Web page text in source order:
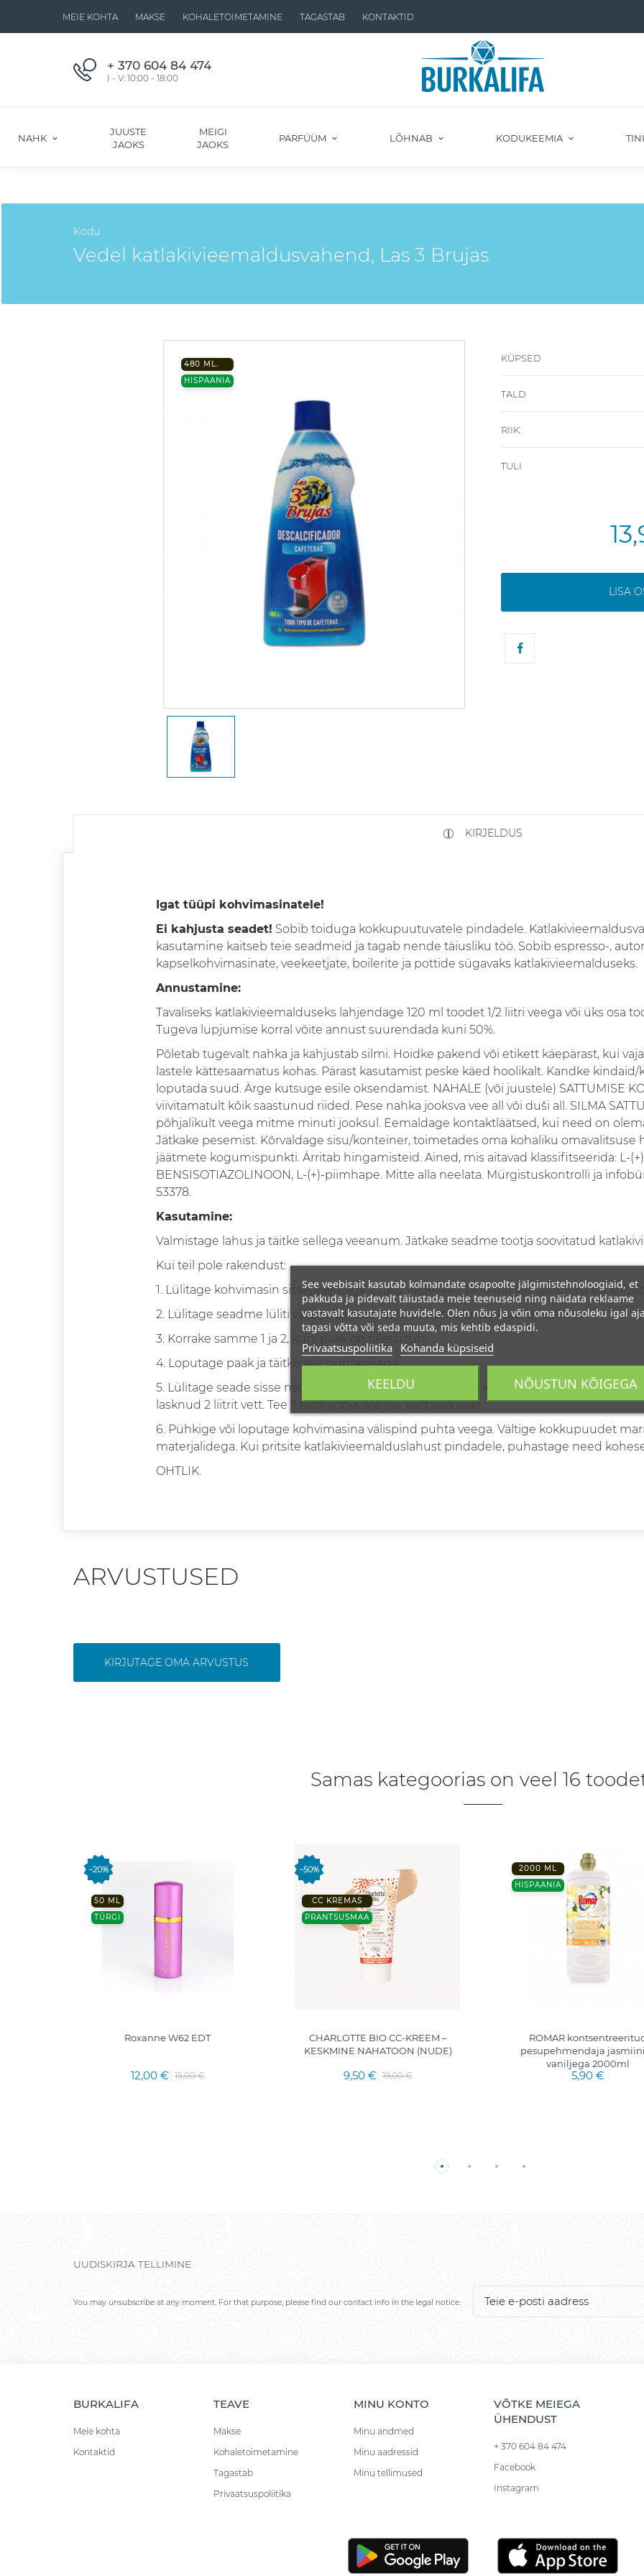
MEIE KOHTA MAKSE KOHALETOIMETAMINE TAGASTAB KONTAKTID
+ 370 604 84 474
I - V: 10:00 - 18:00
NAHK
JUUSTE
JAOKS
MEIGI
JAOKS
PARFÜÜM LÕHNAB KODUKEEMIA
Kodu
Vedel katlakivieemaldusvahend, Las 3 Brujas
480 ML.
HISPAANIA
KÜPSED
TALD
RIIK
TULI
LISA
KIRJELDUS
Igat tüüpi kohvimasinatele!
Ei kahjusta seadet! Sobib toiduga kokkupuutuvatele pindadele.
kasutamine kaitseb teie seadmeid ja tagab nende täiusliku töö. Sobib espresso-,
kapselkohvimasinate, veekeetjate, boilerite ja pottide sügavaks katlakivieemalduseks.
Annustamine:
Tavaliseks katlakivieemalduseks lahjendage 120 ml toodet 1/2 liitri veega või üks osa
Tugeva lupjumise korral võite annust suurendada kuni 50%.
Põletab tugevalt nahka ja kahjustab silmi. Hoidke pakend või etikett käepärast, kui
lastele kättesaamatus kohas. Pärast kasutamist peske käed hoolikalt. Kandke kindaid/
loputada suud. Ärge kutsuge esile oksendamist. NAHALE (või juustele) SATTUMISE
viivitamatult kõik saastunud riided. Pese nahka jooksva vee all või duši all. SILMA
põhjalikult veega mitme minuti jooksul. Eemaldage kontaktläätsed, kui need on
Jätkake pesemist. Kõrvaldage sisu/konteiner, toimetades oma kohaliku omavalitsuse
jäätmete kogumispunkti. Ärritab hingamisteid. Ained, mis aitavad klassifitseerida: L-
BENSISOTIAZOLINOON, L-(+)-piimhape. Mitte alla neelata. Mürgistuskontrolli ja
53378.
Kasutamine:
Valmistage lahus ja täitke sellega veeanum. Jätkake seadme tootja soovitatud
Kui teil pole rakendust:
1. Lülitage kohvimasin sisse, väljutage 2 tassi vedelikku (300 ml) läbi aurutoru või
2. Lülitage seadme lüliti välja ja laske sellel 10 minutit hambakatu lahustada.
3. Korrake samme 1 ja 2, kuni paak on täiesti tühi.
4. Loputage paak ja täitke see puhta veega.
5. Lülitage seade sisse nagu tavaliselt, laske sellel töötada, kuni vesi otsa saab.
lasknud 2 liitrit vett. Tee 3 tassi kohvi, ära joo, vaid vala välja.
6. Pühkige või loputage kohvimasina välispind puhta veega. Vältige kokkupuudet
materjalidega. Kui pritsite katlakivieemalduslahust pindadele, puhastage need
OHTLIK.
ARVUSTUSED
KIRJUTAGE OMA ARVUSTUS
Samas kategoorias on veel 16
−20%
50 ML
TÜRGI
Roxanne W62 EDT
12,00 € 15,00 €
−50%
CC KREMAS
PRANTSUSMAA
CHARLOTTE BIO CC-KREEM –
KESKMINE NAHATOON (NUDE)
9,50 € 19,00 €
2000 ML
HISPAANIA
ROMAR
pesupehmendaja
vaniljega 2000ml
5,90 €
UUDISKIRJA TELLIMINE
You may unsubscribe at any moment. For that purpose, please find our contact info in the legal notice.
BURKALIFA
Meie kohta
Kontaktid
TEAVE
Makse
Kohaletoimetamine
Tagastab
Privaatsuspoliitika
MINU KONTO
Minu andmed
Minu aadressid
Minu tellimused
VÕTKE MEIEGA
ÜHENDUST
+ 370 604 84 474
Facebook
Instagram
See veebisait kasutab kolmandate osapoolte jälgimistehnoloogiaid, et
pakkuda ja pidevalt täiustada meie teenuseid ning näidata reklaame
vastavalt kasutajate huvidele. Olen nõus ja võin oma nõusoleku igal
tagasi võtta või seda muuta, mis kehtib edaspidi.
Privaatsuspoliitika Kohanda küpsiseid
KEELDU NÕUSTUN KÕIGEGA